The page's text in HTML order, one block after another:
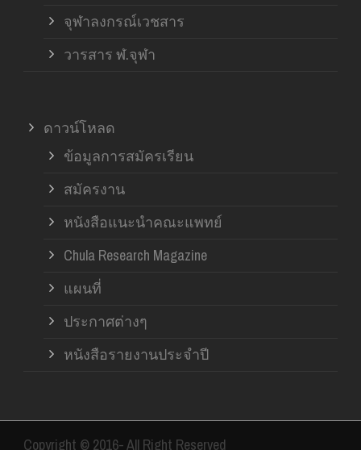
จุฬาลงกรณ์เวชสาร
วารสาร ฬ.จุฬา
ดาวน์โหลด
ข้อมูลการสมัครเรียน
สมัครงาน
หนังสือแนะนำคณะแพทย์
Chula Research Magazine
แผนที่
ประกาศต่างๆ
หนังสือรายงานประจำปี
Copyright © 2016- All Right Reserved